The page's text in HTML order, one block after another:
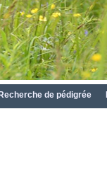
Recherche de pédigrée